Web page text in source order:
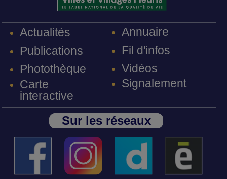
Actualités
Publications
Photothèque
Carte
interactive
Annuaire
Fil d'infos
Vidéos
Signalement
Sur les réseaux